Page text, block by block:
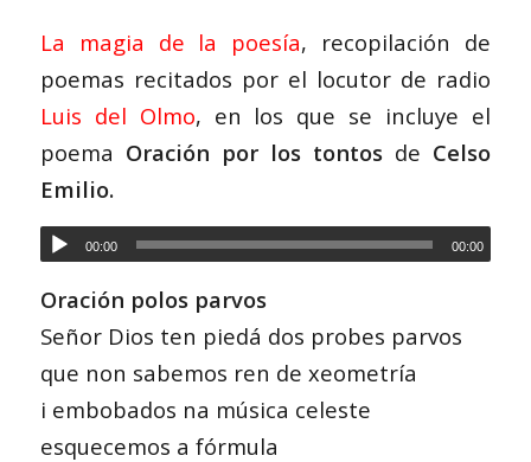
La magia de la poesía, recopilación de
poemas recitados por el locutor de radio
Luis del Olmo, en los que se incluye el
poema Oración por los tontos de Celso
Emilio.
00:00 00:00
Oración polos parvos
Señor Dios ten piedá dos probes parvos
que non sabemos ren de xeometría
i embobados na música celeste
esquecemos a fórmula